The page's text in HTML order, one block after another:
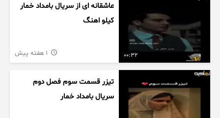
00:32
عاشقانه ای از سریال بامداد خمار
کیلو اهنگ
تیزر قسمت سوم فصل دوم
سریال بامداد خمار